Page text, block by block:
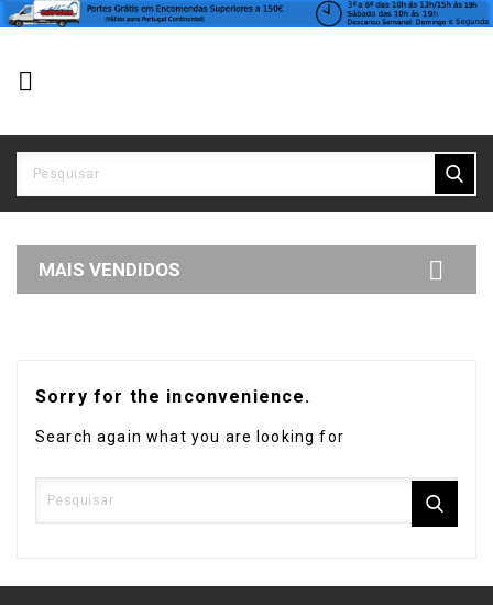

MAIS VENDIDOS 
Sorry for the inconvenience.
Search again what you are looking for